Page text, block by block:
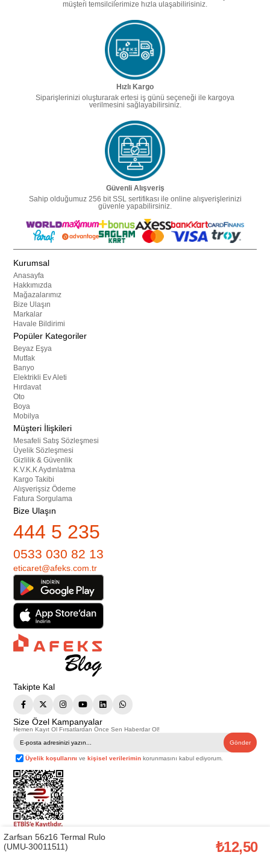
müşteri temsilcilerimize hızla ulaşabilirisiniz.
Hızlı Kargo
Siparişlerinizi oluşturarak ertesi iş günü seçeneği ile kargoya
verilmesini sağlayabilirsiniz.
Güvenli Alışveriş
Sahip olduğumuz 256 bit SSL sertifikası ile online alışverişlerinizi
güvenle yapabilirsiniz.
Kurumsal
Anasayfa
Hakkımızda
Mağazalarımız
Bize Ulaşın
Markalar
Havale Bildirimi
Popüler Kategoriler
Beyaz Eşya
Mutfak
Banyo
Elektrikli Ev Aleti
Hırdavat
Oto
Boya
Mobilya
Müşteri İlişkileri
Mesafeli Satış Sözleşmesi
Üyelik Sözleşmesi
Gizlilik & Güvenlik
K.V.K.K Aydınlatma
Kargo Takibi
Alışverişsiz Ödeme
Fatura Sorgulama
Bize Ulaşın
444 5 235
0533 030 82 13
eticaret@afeks.com.tr
Takipte Kal
Size Özel Kampanyalar
Hemen Kayıt Ol Fırsatlardan Önce Sen Haberdar Ol!
Gönder
Üyelik koşullarını vekişisel verilerimin korunmasını kabul ediyorum.
Telif Hakkı © 2026Afeks Yapı Market
. Tüm hakları saklıdır.
Bu web sitesindeki tüm ürünler ticari amaçlıdır. Web sitemizde yer alan
görsel ve yazılı içerikler firmamıza ait olup, firmamızın yazılı izni alınmadan
Zarfsan 56z16 Termal Rulo
(UMU-30011511)
₺12,50